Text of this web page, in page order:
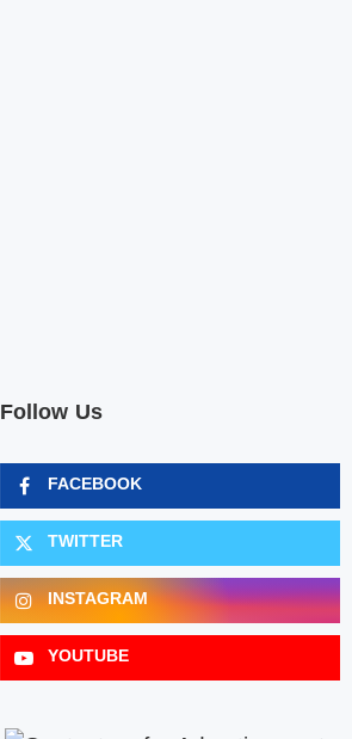
Follow Us
FACEBOOK
TWITTER
INSTAGRAM
YOUTUBE